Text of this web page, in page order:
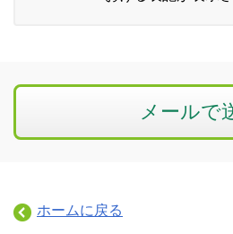
メールで
ホームに戻る